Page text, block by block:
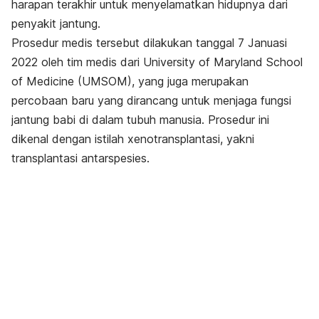
harapan terakhir untuk menyelamatkan hidupnya dari
penyakit jantung.
Prosedur medis tersebut dilakukan tanggal 7 Januasi
2022 oleh tim medis dari University of Maryland School
of Medicine (UMSOM), yang juga merupakan
percobaan baru yang dirancang untuk menjaga fungsi
jantung babi di dalam tubuh manusia. Prosedur ini
dikenal dengan istilah xenotransplantasi, yakni
transplantasi antarspesies.